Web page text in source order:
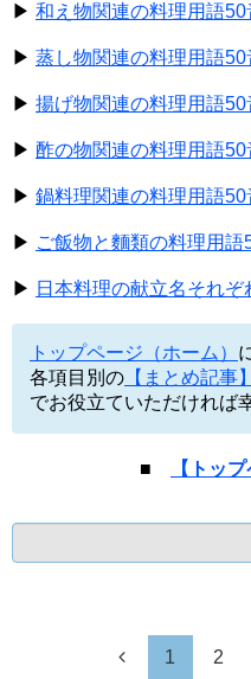
▶ 和え物関連の料理用語50
▶ 蒸し物関連の料理用語50
▶ 揚げ物関連の料理用語50
▶ 酢の物関連の料理用語50
▶ 鍋料理関連の料理用語50
▶ ご飯物と麵類の料理用語
▶ 日本料理の献立名それぞ
トップページ（ホーム）
各項目別の 【まとめ記事】
でお役立ていただければ
■ 【トッ
1 2